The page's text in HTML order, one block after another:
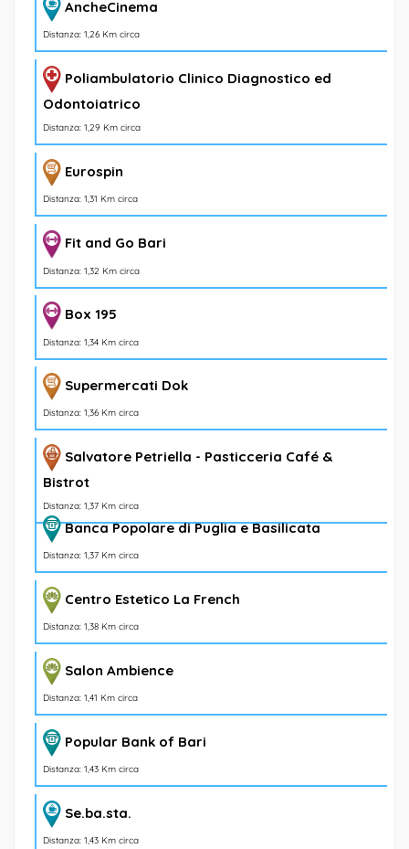
AncheCinema
Distanza: 1,26 Km circa
Poliambulatorio Clinico Diagnostico ed
Odontoiatrico
Distanza: 1,29 Km circa
Eurospin
Distanza: 1,31 Km circa
Fit and Go Bari
Distanza: 1,32 Km circa
Box 195
Distanza: 1,34 Km circa
Supermercati Dok
Distanza: 1,36 Km circa
Salvatore Petriella - Pasticceria Café &
Bistrot
Distanza: 1,37 Km circa
Banca Popolare di Puglia e Basilicata
Distanza: 1,37 Km circa
Centro Estetico La French
Distanza: 1,38 Km circa
Salon Ambience
Distanza: 1,41 Km circa
Popular Bank of Bari
Distanza: 1,43 Km circa
Se.ba.sta.
Distanza: 1,43 Km circa